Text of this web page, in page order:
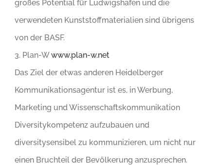
großes Potential für Ludwigshafen und die
verwendeten Kunststoffmaterialien sind übrigens
von der BASF.
3. Plan-Wwww.plan-w.net
Das Ziel der etwas anderen Heidelberger
Kommunikationsagentur ist es, in Werbung,
Marketing und Wissenschaftskommunikation
Diversitykompetenz aufzubauen und
diversitysensibel zu kommunizieren, um nicht nur
einen Bruchteil der Bevölkerung anzusprechen.